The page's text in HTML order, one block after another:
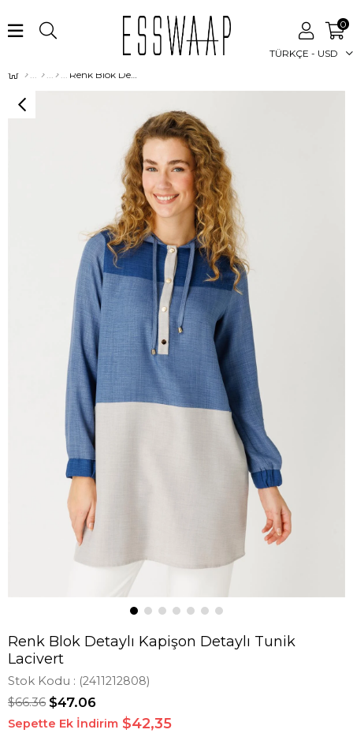
TÜRKÇE - USD
0
Renk Blok Detaylı Kapişon Detaylı Tunik Lacivert
Renk Blok Detaylı Kapişon Detaylı Tunik
Lacivert
Stok Kodu (2411212808)
$66.36 $47.06
Sepette Ek İndirim $42,35